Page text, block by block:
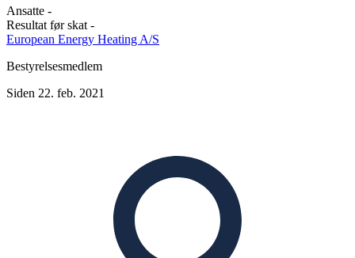
Ansatte -
Resultat før skat -
European Energy Heating A/S
Bestyrelsesmedlem
Siden 22. feb. 2021